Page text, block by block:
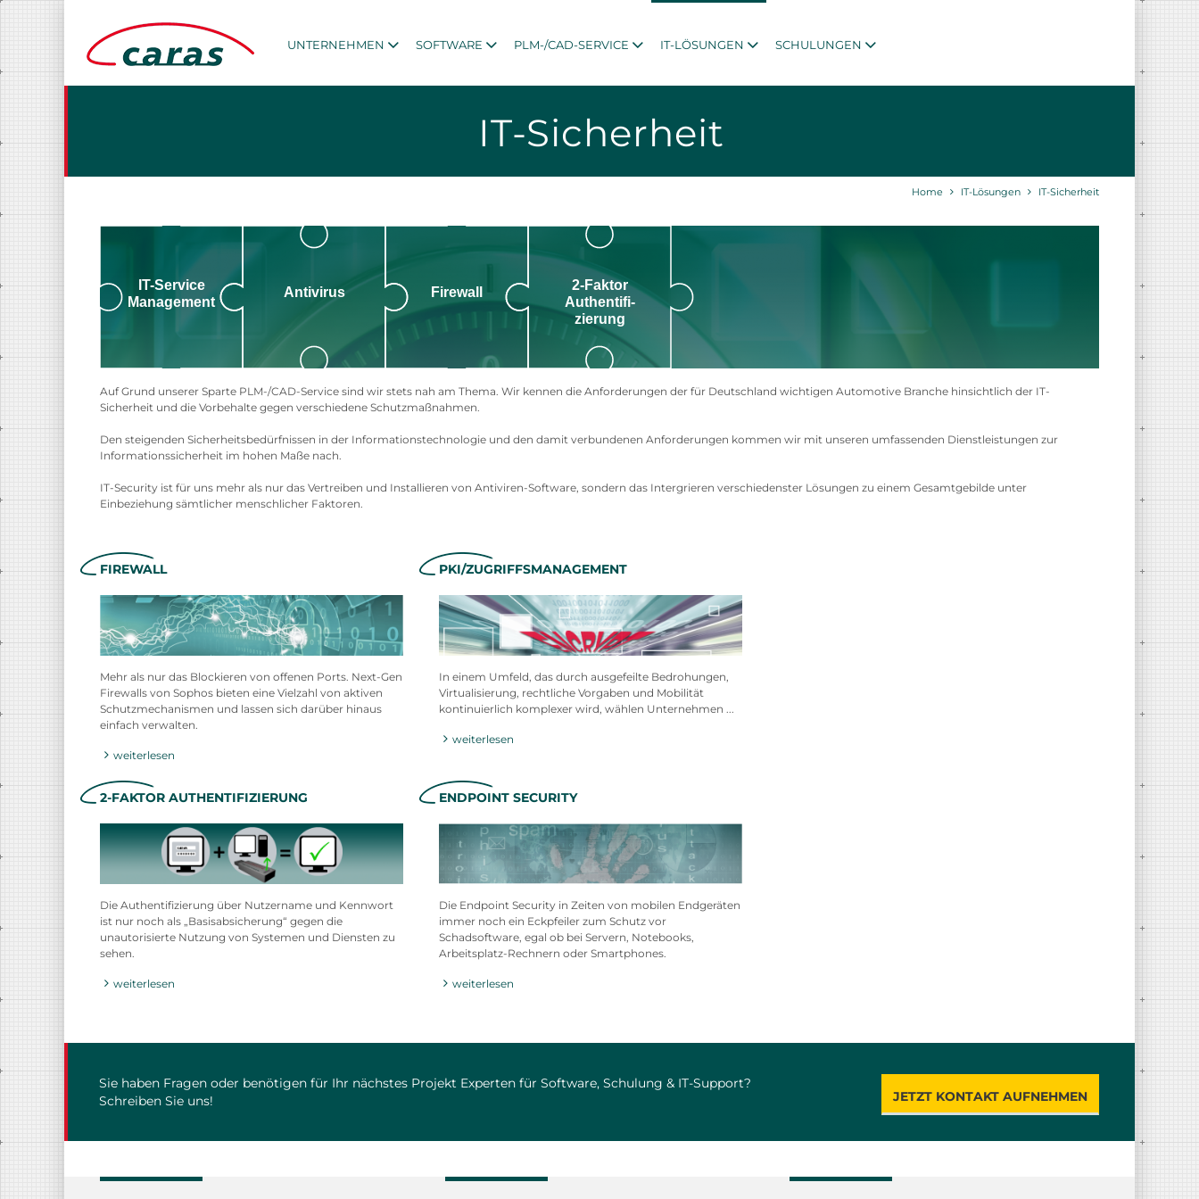
UNTERNEHMEN SOFTWARE PLM-/CAD-SERVICE IT-LÖSUNGEN SCHULUNGEN
IT-Sicherheit
Home IT-Lösungen IT-Sicherheit
IT-Service
Management
Antivirus Firewall
2-Faktor
Authentifi-
zierung
Auf Grund unserer Sparte PLM-/CAD-Service sind wir stets nah am Thema. Wir kennen die Anforderungen der für Deutschland wichtigen Automotive Branche hinsichtlich der IT-
Sicherheit und die Vorbehalte gegen verschiedene Schutzmaßnahmen.
Den steigenden Sicherheitsbedürfnissen in der Informationstechnologie und den damit verbundenen Anforderungen kommen wir mit unseren umfassenden Dienstleistungen zur
Informationssicherheit im hohen Maße nach.
IT-Security ist für uns mehr als nur das Vertreiben und Installieren von Antiviren-Software, sondern das Intergrieren verschiedenster Lösungen zu einem Gesamtgebilde unter
Einbeziehung sämtlicher menschlicher Faktoren.
FIREWALL
Mehr als nur das Blockieren von offenen Ports. Next-Gen
Firewalls von Sophos bieten eine Vielzahl von aktiven
Schutzmechanismen und lassen sich darüber hinaus
einfach verwalten.
weiterlesen
PKI/ZUGRIFFSMANAGEMENT
In einem Umfeld, das durch ausgefeilte Bedrohungen,
Virtualisierung, rechtliche Vorgaben und Mobilität
kontinuierlich komplexer wird, wählen Unternehmen ...
weiterlesen
2-FAKTOR AUTHENTIFIZIERUNG
Die Authentifizierung über Nutzername und Kennwort
ist nur noch als „Basisabsicherung“ gegen die
unautorisierte Nutzung von Systemen und Diensten zu
sehen.
weiterlesen
ENDPOINT SECURITY
Die Endpoint Security in Zeiten von mobilen Endgeräten
immer noch ein Eckpfeiler zum Schutz vor
Schadsoftware, egal ob bei Servern, Notebooks,
Arbeitsplatz-Rechnern oder Smartphones.
weiterlesen
Sie haben Fragen oder benötigen für Ihr nächstes Projekt Experten für Software, Schulung & IT-Support?
Schreiben Sie uns!
JETZT KONTAKT AUFNEHMEN